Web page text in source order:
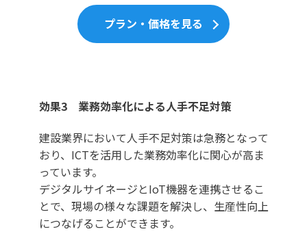
プラン・価格を見る
効果3 業務効率化による人手不足対策
建設業界において人手不足対策は急務となって
おり、ICTを活用した業務効率化に関心が高ま
っています。
デジタルサイネージとIoT機器を連携させるこ
とで、現場の様々な課題を解決し、生産性向上
につなげることができます。